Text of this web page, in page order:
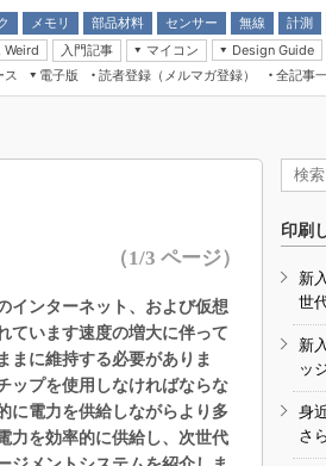
メモリ
部品材料
センサー 無線 計測
アナログ機能回路
計測とテスト
Weird
入門記事
マイコン
Design Guide
機器
CEATEC
組込み/エッジコンピューティング展
AUTOMOTIVE WORLD
Microchip情報
ス
電子版
読者登録（メルマガ登録） 全記事
（1/3 ページ）
インターネット、および仮想
ています速度の増大に伴って
まに維持する必要がありま
ップを使用しなければならな
に電力を供給しながらより多
力を効率的に供給し、次世代
印刷
新
世
新
ッ
身
さ